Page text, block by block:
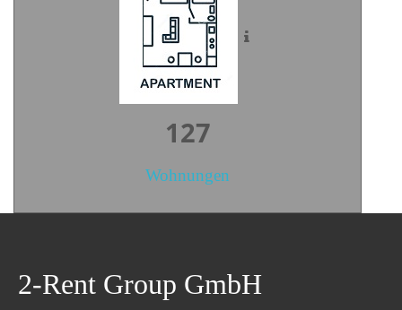
176
Wohnungen
2-Rent Group GmbH